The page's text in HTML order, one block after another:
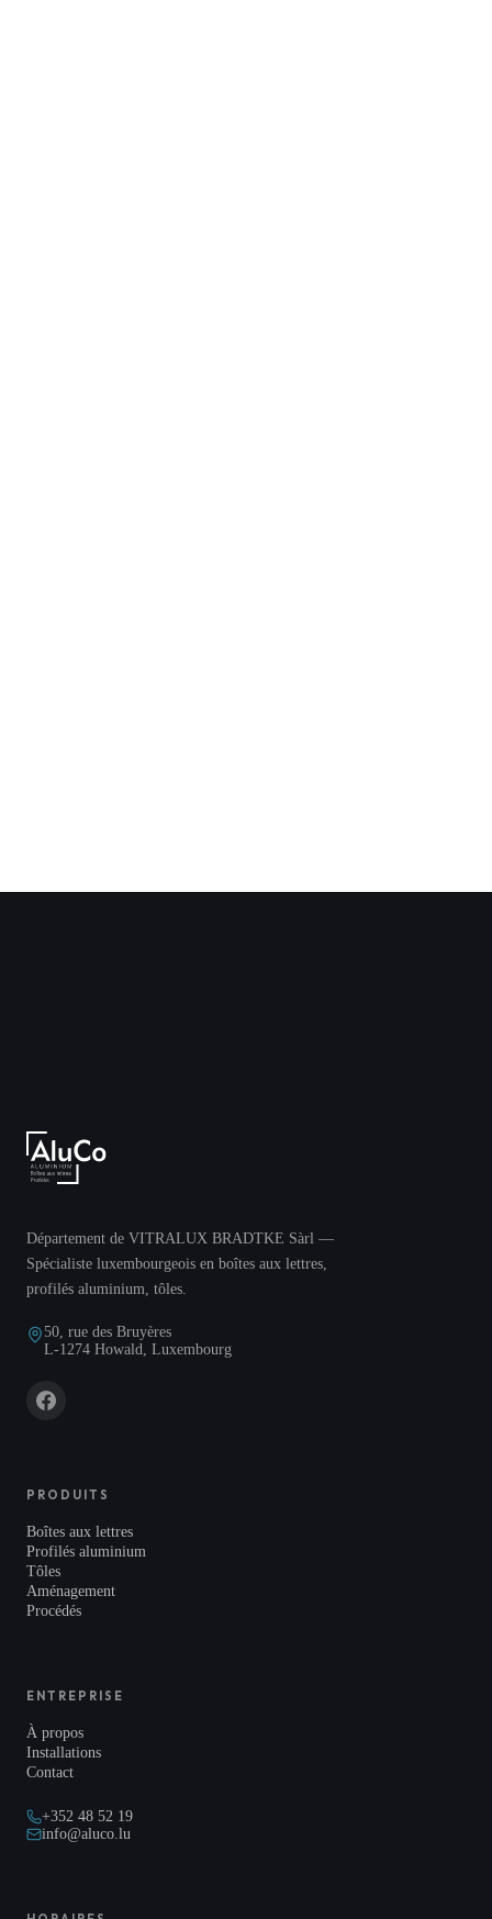
Département de VITRALUX BRADTKE Sàrl —
Spécialiste luxembourgeois en boîtes aux lettres,
profilés aluminium, tôles.
50, rue des Bruyères
L-1274 Howald, Luxembourg
PRODUITS
Boîtes aux lettres
Profilés aluminium
Tôles
Aménagement
Procédés
ENTREPRISE
À propos
Installations
Contact
+352 48 52 19
info@aluco.lu